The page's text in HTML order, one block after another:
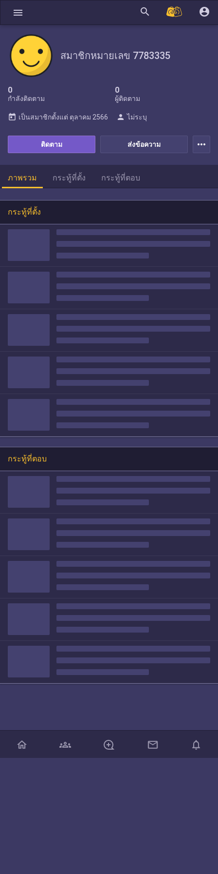
menu search account_circle
สมาชิกหมายเลข 7783335
0
กำลังติดตาม
0
ผู้ติดตาม
ส่งข้อความ
ติดตาม
today เป็นสมาชิกตั้งแต่ ตุลาคม 2566 person ไม่ระบุ
more_horiz
ภาพรวม กระทู้ที่ตั้ง กระทู้ที่ตอบ
กระทู้ที่ตั้ง
กระทู้ที่ตอบ